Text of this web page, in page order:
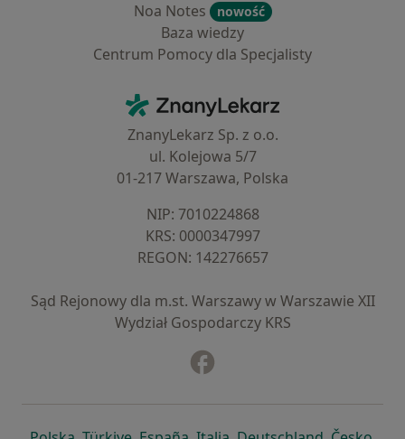
Noa Notes
nowość
Baza wiedzy
Centrum Pomocy dla Specjalisty
ZnanyLekarz - Strona główna
ZnanyLekarz Sp. z o.o.
ul. Kolejowa 5/7
01-217 Warszawa, Polska
NIP: ⁠7010224868
KRS: ⁠0000347997
REGON: ⁠142276657
Sąd Rejonowy dla m.st. Warszawy w Warszawie XII
Wydział Gospodarczy KRS